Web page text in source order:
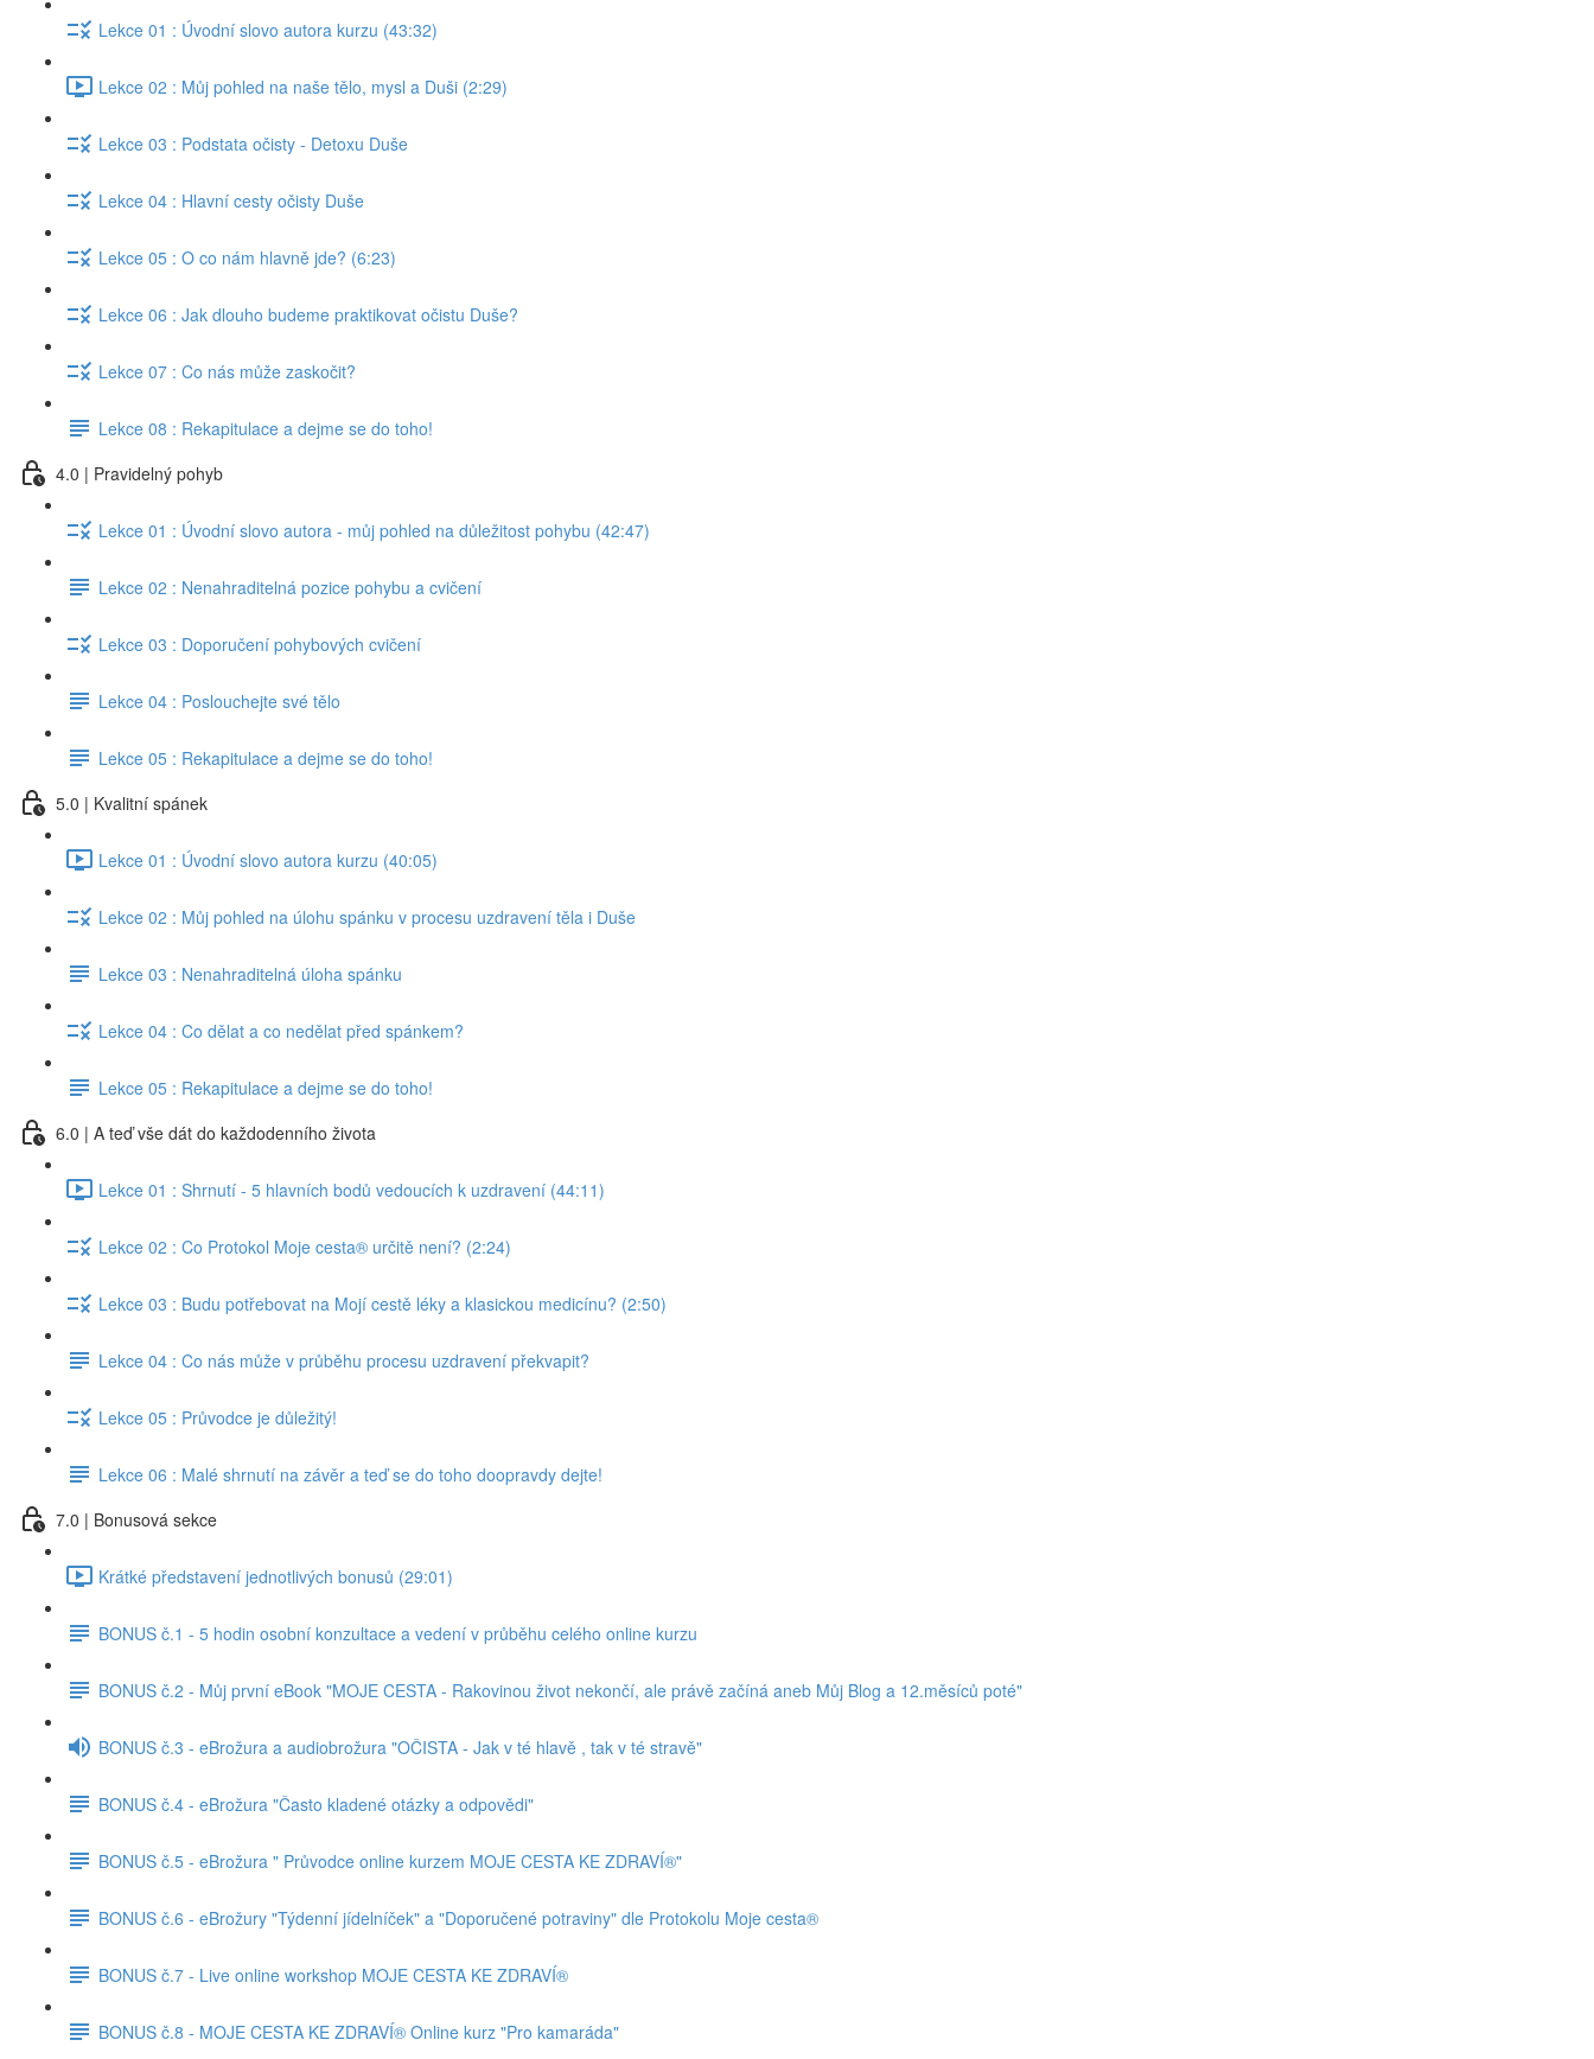
Lekce 01 : Úvodní slovo autora kurzu (43:32)
Lekce 02 : Můj pohled na naše tělo, mysl a Duši (2:29)
Lekce 03 : Podstata očisty - Detoxu Duše
Lekce 04 : Hlavní cesty očisty Duše
Lekce 05 : O co nám hlavně jde? (6:23)
Lekce 06 : Jak dlouho budeme praktikovat očistu Duše?
Lekce 07 : Co nás může zaskočit?
Lekce 08 : Rekapitulace a dejme se do toho!
4.0 | Pravidelný pohyb
Lekce 01 : Úvodní slovo autora - můj pohled na důležitost pohybu (42:47)
Lekce 02 : Nenahraditelná pozice pohybu a cvičení
Lekce 03 : Doporučení pohybových cvičení
Lekce 04 : Poslouchejte své tělo
Lekce 05 : Rekapitulace a dejme se do toho!
5.0 | Kvalitní spánek
Lekce 01 : Úvodní slovo autora kurzu (40:05)
Lekce 02 : Můj pohled na úlohu spánku v procesu uzdravení těla i Duše
Lekce 03 : Nenahraditelná úloha spánku
Lekce 04 : Co dělat a co nedělat před spánkem?
Lekce 05 : Rekapitulace a dejme se do toho!
6.0 | A teď vše dát do každodenního života
Lekce 01 : Shrnutí - 5 hlavních bodů vedoucích k uzdravení (44:11)
Lekce 02 : Co Protokol Moje cesta® určitě není? (2:24)
Lekce 03 : Budu potřebovat na Mojí cestě léky a klasickou medicínu? (2:50)
Lekce 04 : Co nás může v průběhu procesu uzdravení překvapit?
Lekce 05 : Průvodce je důležitý!
Lekce 06 : Malé shrnutí na závěr a teď se do toho doopravdy dejte!
7.0 | Bonusová sekce
Krátké představení jednotlivých bonusů (29:01)
BONUS č.1 - 5 hodin osobní konzultace a vedení v průběhu celého online kurzu
BONUS č.2 - Můj první eBook "MOJE CESTA - Rakovinou život nekončí, ale právě začíná aneb Můj Blog a 12.měsíců poté"
BONUS č.3 - eBrožura a audiobrožura "OČISTA - Jak v té hlavě , tak v té stravě"
BONUS č.4 - eBrožura "Často kladené otázky a odpovědi"
BONUS č.5 - eBrožura " Průvodce online kurzem MOJE CESTA KE ZDRAVÍ®"
BONUS č.6 - eBrožury "Týdenní jídelníček" a "Doporučené potraviny" dle Protokolu Moje cesta®
BONUS č.7 - Live online workshop MOJE CESTA KE ZDRAVÍ®
BONUS č.8 - MOJE CESTA KE ZDRAVÍ® Online kurz "Pro kamaráda"